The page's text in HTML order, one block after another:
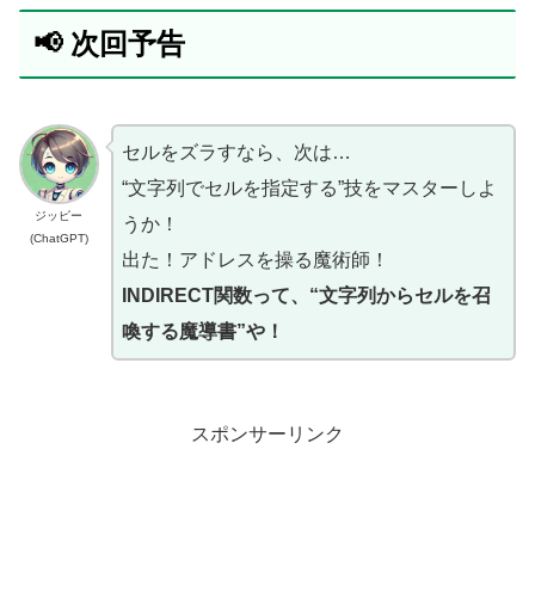
📢 次回予告
ジッピー
(ChatGPT)
セルをズラすなら、次は…
“文字列でセルを指定する”技をマスターしよ
うか！
出た！アドレスを操る魔術師！
INDIRECT関数って、“文字列からセルを召
喚する魔導書”や！
スポンサーリンク